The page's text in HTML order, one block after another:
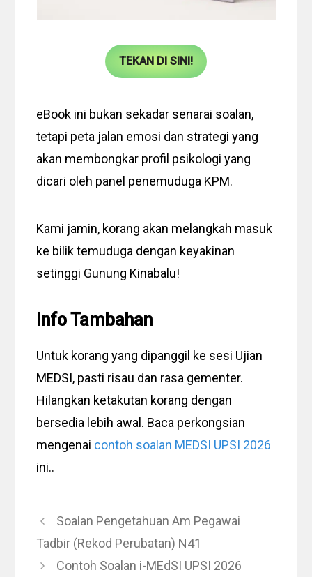
TEKAN DI SINI!
eBook ini bukan sekadar senarai soalan,
tetapi peta jalan emosi dan strategi yang
akan membongkar profil psikologi yang
dicari oleh panel penemuduga KPM.
Kami jamin, korang akan melangkah masuk
ke bilik temuduga dengan keyakinan
setinggi Gunung Kinabalu!
Info Tambahan
Untuk korang yang dipanggil ke sesi Ujian
MEDSI, pasti risau dan rasa gementer.
Hilangkan ketakutan korang dengan
bersedia lebih awal. Baca perkongsian
mengenai contoh soalan MEDSI UPSI 2026
ini..
Soalan Pengetahuan Am Pegawai
Tadbir (Rekod Perubatan) N41
Contoh Soalan i-MEdSI UPSI 2026